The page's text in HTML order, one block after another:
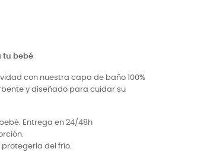
tu bebé
con nuestra capa de baño 100%
y diseñado para cuidar su
Entrega en 24/48h
del frío.